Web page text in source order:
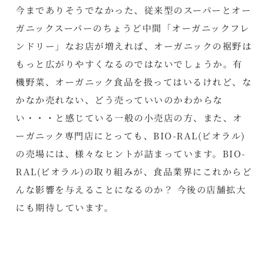
今までありそうでなかった、従来型のスーパーとオー
ガニックスーパーのちょうど中間「オーガニックフレ
ンドリー」なお店が増えれば、オーガニックの裾野は
もっと広がりやすくなるのではないでしょうか。有
機野菜、オーガニック食品を扱ってはいるけれど、な
かなか売れない、どう売っていいのかわからな
い・・・と感じている一般の小売店の方、また、オ
ーガニック専門店にとっても、BIO-RAL(ビオラル)
の売場には、様々なヒントが詰まっています。BIO-
RAL(ビオラル)の取り組みが、食品業界にこれからど
んな影響を与えることになるのか？ 今後の店舗拡大
にも期待しています。